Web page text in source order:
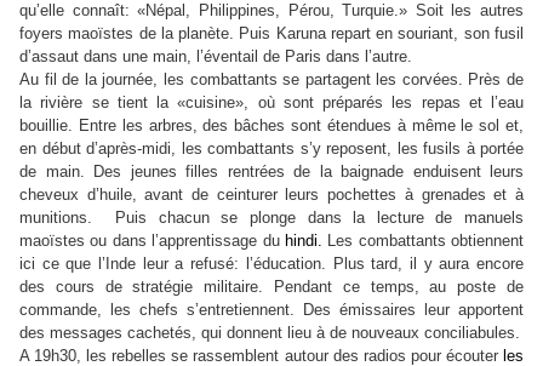
qu’elle connaît: «Népal, Philippines, Pérou, Turquie.» Soit les autres
foyers maoïstes de la planète. Puis Karuna repart en souriant, son fusil
d’assaut dans une main, l’éventail de Paris dans l’autre.
Au fil de la journée, les combattants se partagent les corvées. Près de
la rivière se tient la «cuisine», où sont préparés les repas et l’eau
bouillie. Entre les arbres, des bâches sont étendues à même le sol et,
en début d’après-midi, les combattants s’y reposent, les fusils à portée
de main. Des jeunes filles rentrées de la baignade enduisent leurs
cheveux d’huile, avant de ceinturer leurs pochettes à grenades et à
munitions. Puis chacun se plonge dans la lecture de manuels
maoïstes ou dans l’apprentissage du hindi. Les combattants obtiennent
ici ce que l’Inde leur a refusé: l’éducation. Plus tard, il y aura encore
des cours de stratégie militaire. Pendant ce temps, au poste de
commande, les chefs s’entretiennent. Des émissaires leur apportent
des messages cachetés, qui donnent lieu à de nouveaux conciliabules.
A 19h30, les rebelles se rassemblent autour des radios pour écouter les